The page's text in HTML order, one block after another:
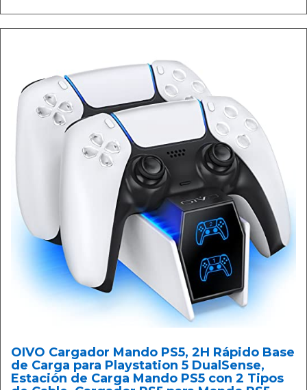
OIVO Cargador Mando PS5, 2H Rápido Base
de Carga para Playstation 5 DualSense,
Estación de Carga Mando PS5 con 2 Tipos